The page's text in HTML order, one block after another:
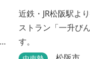
近鉄・JR松阪駅よ
ストラン「一升び
す。